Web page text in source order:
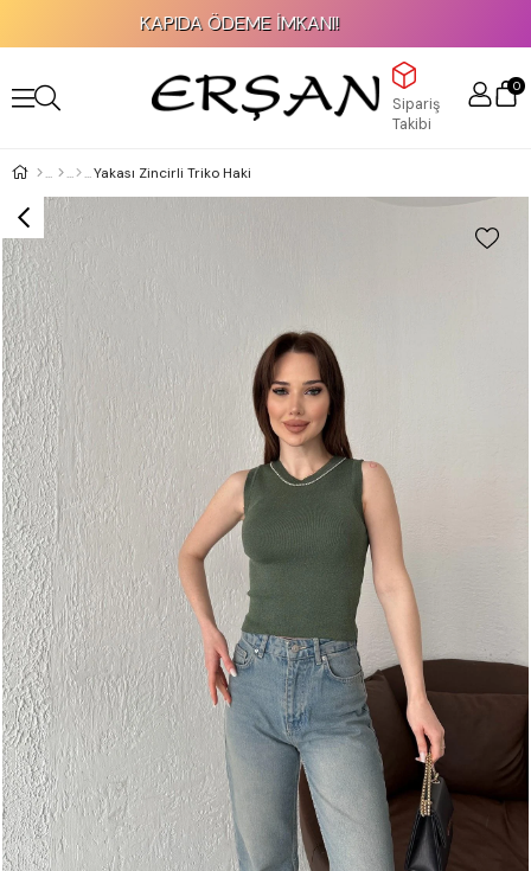
KAPIDA ÖDEME İMKANI!
Sipariş
Takibi
0
Yakası Zincirli Triko Haki